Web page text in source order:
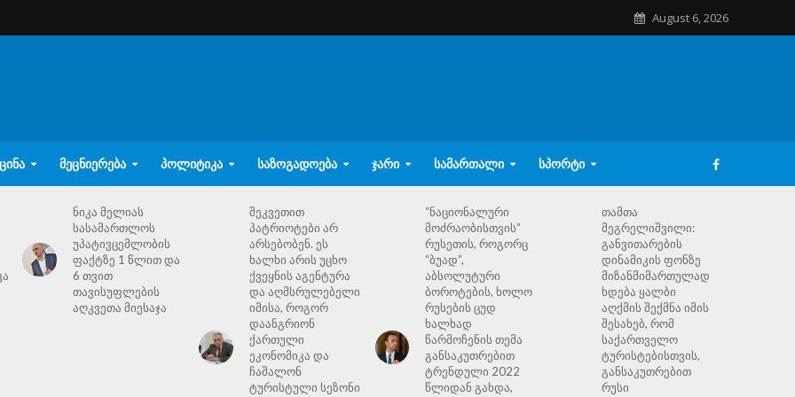
August 6, 2026
ᲛᲔᲪᲜᲘᲔᲠᲔᲑᲐ ᲞᲝᲚᲘᲢᲘᲙᲐ ᲡᲐᲖᲝᲒᲐᲓᲝᲔᲑᲐ ᲯᲐᲠᲘ ᲡᲐᲛᲐᲠᲗᲐᲚᲘ ᲡᲞᲝᲠᲢᲘ
ნიკა მელიას
სასამართლოს
უპატივცემლობის
ფაქტზე 1 წლით და
6 თვით
თავისუფლების
აღკვეთა მიესაჯა
შეკვეთით
პატრიოტები არ
არსებობენ. ეს
ხალხი არის უცხო
ქვეყნის აგენტურა
და აღმსრულებელი
იმისა, როგორ
დაანგრიონ
ქართული
ეკონომიკა და
ჩაშალონ
ტურისტული სეზონი
“ნაციონალური
მოძრაობისთვის”
რუსეთის, როგორც
“ბუად”,
აბსოლუტური
ბოროტების, ხოლო
რუსების ცუდ
ხალხად
წარმოჩენის თემა
განსაკუთრებით
ტრენდული 2022
წლიდან გახდა,
თამთა
მეგრელიშვილი:
განვითარების
დინამიკის ფონზე
მიზანმიმართულად
ხდება ყალბი
აღქმის შექმნა იმის
შესახებ, რომ
საქართველო
ტურისტებისთვის,
განსაკუთრებით
რუსი